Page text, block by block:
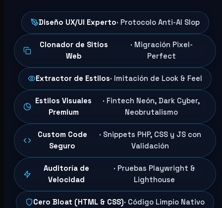
Diseño UX/UI Experto· Protocolo Anti-AI Slop
Clonador de Sitios
Web
· Migración Pixel-
Perfect
Extractor de Estilos· Imitación de Look & Feel
Estilos Visuales
Premium
· Fintech Neón, Dark Cyber,
Neobrutalismo
Custom Code
Seguro
· Snippets PHP, CSS y JS con
Validación
Auditoría de
Velocidad
· Pruebas Playwright &
Lighthouse
Cero Bloat (HTML & CSS)· Código Limpio Nativo